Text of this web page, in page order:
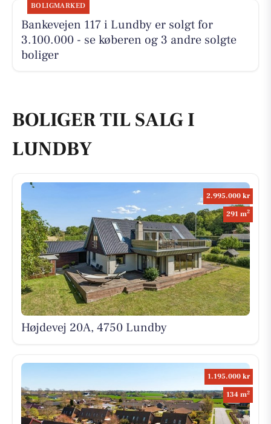
BOLIGMARKED
Bankevejen 117 i Lundby er solgt for
3.100.000 - se køberen og 3 andre solgte
boliger
BOLIGER TIL SALG I
LUNDBY
2.995.000 kr
291 m2
Højdevej 20A, 4750 Lundby
1.195.000 kr
134 m2